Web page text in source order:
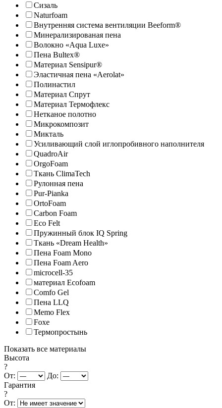
Сизаль
Naturfoam
Внутренняя система вентиляции Beeform®
Минерализированая пена
Волокно «Aqua Luxe»
Пена Bultex®
Материал Sensipur®
Эластичная пена «Aerolat»
Полинастил
Материал Спрут
Материал Термофлекс
Нетканое полотно
Микрокомпозит
Микталь
Усиливающий слой иглопробивного наполнителя
QuadroAir
OrgoFoam
Ткань ClimaTech
Рулонная пена
Pur-Pianka
OrtoFoam
Carbon Foam
Eco Felt
Пружинный блок IQ Spring
Ткань «Dream Health»
Пена Foam Mono
Пена Foam Aero
microcell-35
материал Ecofoam
Comfo Gel
Пена LLQ
Memo Flex
Foxe
Термопростынь
Показать все материалы
Высота
?
От:
До:
Гарантия
?
От: